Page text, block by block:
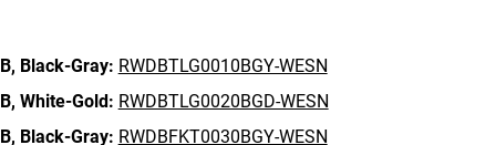
Black-Gray: RWDBTLG0010BGY-WESN
White-Gold: RWDBTLG0020BGD-WESN
Black-Gray: RWDBFKT0030BGY-WESN